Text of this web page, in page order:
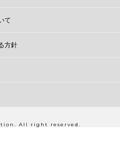
て
方針
All right reserved.